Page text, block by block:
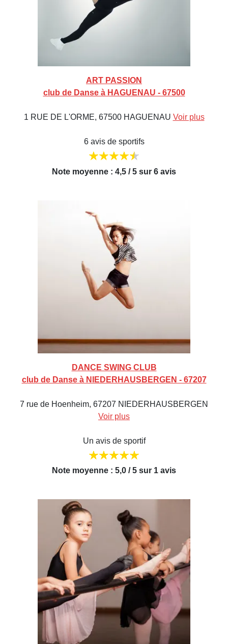
ART PASSION
club de Danse à HAGUENAU - 67500
1 RUE DE L'ORME, 67500 HAGUENAU Voir plus
6 avis de sportifs
Note moyenne : 4,5 / 5 sur 6 avis
DANCE SWING CLUB
club de Danse à NIEDERHAUSBERGEN - 67207
7 rue de Hoenheim, 67207 NIEDERHAUSBERGEN
Voir plus
Un avis de sportif
Note moyenne : 5,0 / 5 sur 1 avis